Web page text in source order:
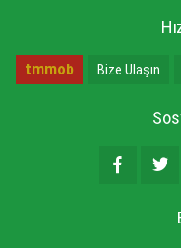
tmmob Bize Ulaşın